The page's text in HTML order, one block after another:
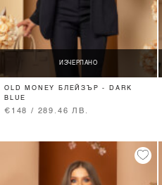
ИЗЧЕРПАНО
OLD MONEY БЛЕЙЗЪР - DARK
BLUE
€148 / 289.46 ЛВ.